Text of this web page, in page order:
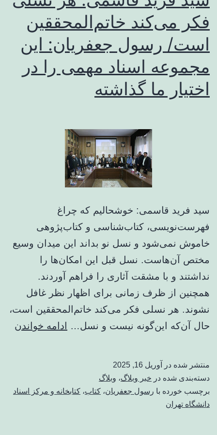
فکر می‌کند خاتم‌المحققین
است/ رسول جعفریان: این
مجموعه اسناد مهمی را در
اختیار ما گذاشته
سید فرید قاسمی: خوشحالیم که چراغ
فهرست‌نویسی، کتاب‌شناسی و کتاب‌پژوهی
خاموش نمی‌شود و نسل نو بداند این میدان وسیع
مختص آن‌هاست. نسل قبل این امکان‌ها را
نداشتند و با مشقت آثاری را فراهم آوردند.
همچنین از ظرف زمانی برای اظهار نظر غافل
نشوند. هر نسلی فکر می‌کند خاتم‌المحققین است،
حال آن‌که این‌گونه نیست و نسل… ادامه خواندن
منتشر شده در
آوریل 16, 2025
دسته‌بندی شده در خبر وبلاگ، وبلاگ
برچسب خورده با رسول جعفریان، کتاب، کتابخانه و مرکز اسناد
دانشگاه تهران